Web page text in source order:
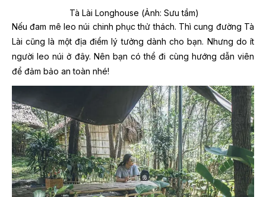
Tà Lài Longhouse (Ảnh: Sưu tầm)
Nếu đam mê leo núi chinh phục thử thách. Thì cung đường Tà
Lài cũng là một địa điểm lý tưởng dành cho bạn. Nhưng do ít
người leo núi ở đây. Nên bạn có thể đi cùng hướng dẫn viên
để đảm bảo an toàn nhé!